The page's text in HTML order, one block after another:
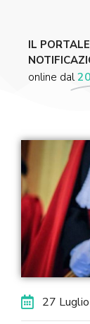
IL
online dal
27